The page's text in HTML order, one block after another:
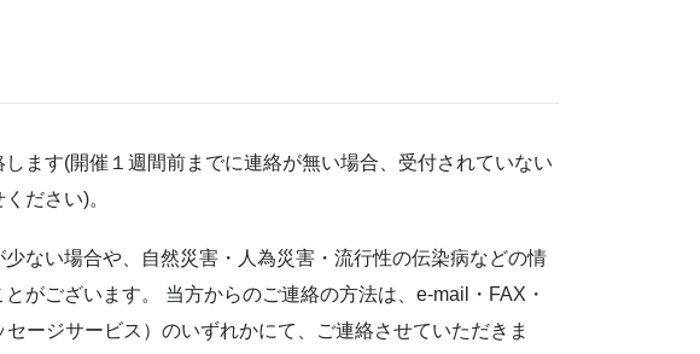
ます(開催１週間前までに連絡が無い場合、受付されていない
ださい)。
ない場合や、自然災害・人為災害・流行性の伝染病などの情
がございます。 当方からのご連絡の方法は、e-mail・FAX・
ージサービス）のいずれかにて、ご連絡させていただきま